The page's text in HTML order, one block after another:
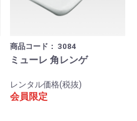
商品コード： 3084
ミューレ 角レンゲ
レンタル価格(税抜)
会員限定